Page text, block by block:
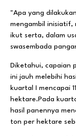
"Apa yang
mengambil inisiatif,
ikut serta, dalam
swasembada
Diketahui, capaian
ini jauh melebihi
kuartal I mencapai
hektare.Pada
hasil panennya
ton per hektare